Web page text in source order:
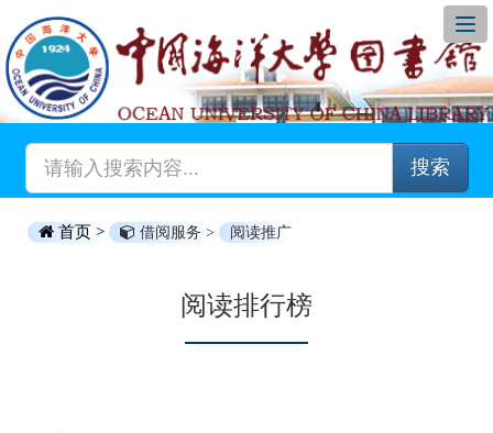
搜索
首页 > 借阅服务 > 阅读推广
阅读排行榜